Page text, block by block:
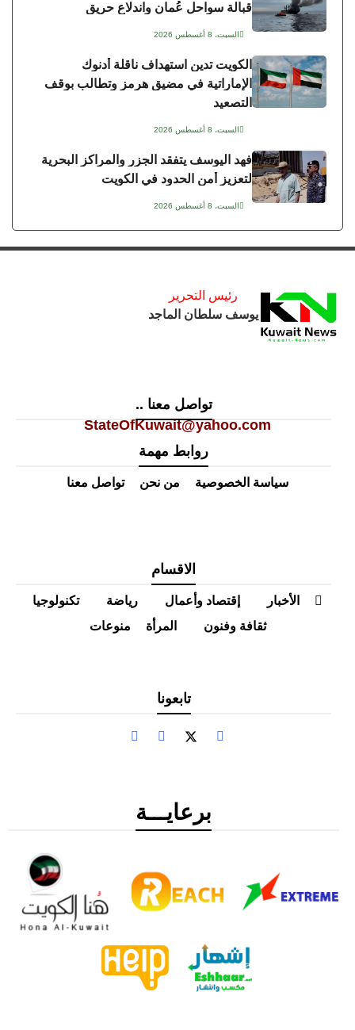
قبالة سواحل عُمان واندلاع حريق
السبت، 8 أغسطس 2026
الكويت تدين استهداف ناقلة أدنوك
الإماراتية في مضيق هرمز وتطالب بوقف
التصعيد
السبت، 8 أغسطس 2026
فهد اليوسف يتفقد الجزر والمراكز البحرية
لتعزيز أمن الحدود في الكويت
السبت، 8 أغسطس 2026
رئيس التحرير
يوسف سلطان الماجد
تواصل معنا ..
StateOfKuwait@yahoo.com
روابط مهمة
سياسة الخصوصية من نحن تواصل معنا
الاقسام
الأخبار إقتصاد وأعمال رياضة
تكنولوجيا
ثقافة وفنون
المرأة منوعات
تابعونا
برعايـــة